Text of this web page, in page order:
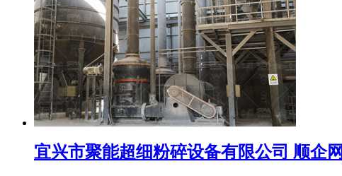
宜兴市聚能超细粉碎设备有限公司 顺企网